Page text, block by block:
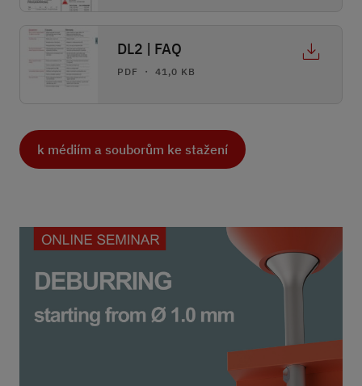
DL2 | FAQ
PDF ・ 41,0 KB
k médiím a souborům ke stažení